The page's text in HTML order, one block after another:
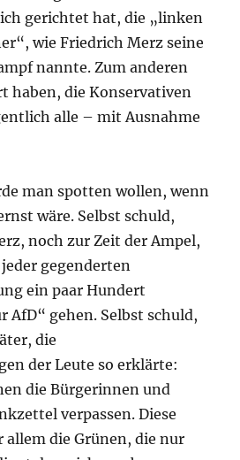
gerichtet hat, die „linken
wie Friedrich Merz seine
nannte. Zum anderen
haben, die Konservativen
alle – mit Ausnahme
man spotten wollen, wenn
wäre. Selbst schuld,
noch zur Zeit der Ampel,
gegenderten
ein paar Hundert
AfD“ gehen. Selbst schuld,
die
der Leute so erklärte:
die Bürgerinnen und
verpassen. Diese
die Grünen, die nur